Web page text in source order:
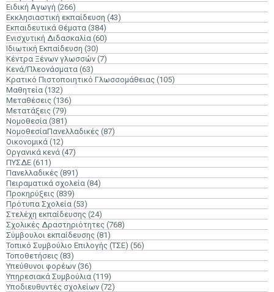
Ειδική Αγωγή (266)
Εκκλησιαστική εκπαίδευση (43)
Εκπαιδευτικά Θέματα (384)
Ενισχυτική Διδασκαλία (60)
Ιδιωτική Εκπαίδευση (30)
Κέντρα Ξένων γλωσσών (7)
Κενά/Πλεονάσματα (63)
Κρατικό Πιστοποιητικό Γλωσσομάθειας (105)
Μαθητεία (132)
Μεταθέσεις (136)
Μετατάξεις (79)
Νομοθεσία (381)
ΝομοθεσίαΠανελλαδικές (87)
Οικονομικά (12)
Οργανικά κενά (47)
ΠΥΣΔΕ (611)
Πανελλαδικές (891)
Πειραματικά σχολεία (84)
Προκηρύξεις (839)
Πρότυπα Σχολεία (53)
Στελέχη εκπαίδευσης (24)
Σχολικές Δραστηριότητες (768)
Σύμβουλοι εκπαίδευσης (81)
Τοπικό Συμβούλιο Επιλογής (ΤΣΕ) (56)
Τοποθετήσεις (83)
Υπεύθυνοι φορέων (36)
Υπηρεσιακά Συμβούλια (119)
Υποδιευθυντές σχολείων (72)